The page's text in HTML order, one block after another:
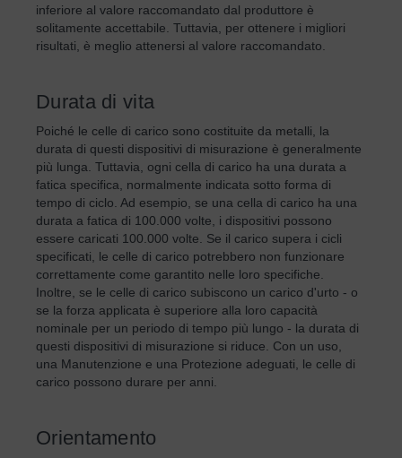
inferiore al valore raccomandato dal produttore è
solitamente accettabile. Tuttavia, per ottenere i migliori
risultati, è meglio attenersi al valore raccomandato.
Durata di vita
Poiché le celle di carico sono costituite da metalli, la
durata di questi dispositivi di misurazione è generalmente
più lunga. Tuttavia, ogni cella di carico ha una durata a
fatica specifica, normalmente indicata sotto forma di
tempo di ciclo. Ad esempio, se una cella di carico ha una
durata a fatica di 100.000 volte, i dispositivi possono
essere caricati 100.000 volte. Se il carico supera i cicli
specificati, le celle di carico potrebbero non funzionare
correttamente come garantito nelle loro specifiche.
Inoltre, se le celle di carico subiscono un carico d'urto - o
se la forza applicata è superiore alla loro capacità
nominale per un periodo di tempo più lungo - la durata di
questi dispositivi di misurazione si riduce. Con un uso,
una Manutenzione e una Protezione adeguati, le celle di
carico possono durare per anni.
Orientamento